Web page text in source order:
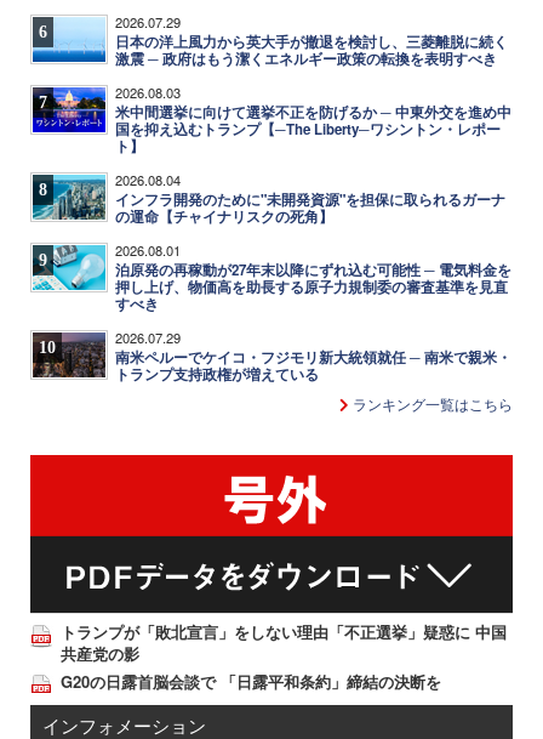
6 2026.07.29
日本の洋上風力から英大手が撤退を検討し、三菱離脱に続く
激震 ─ 政府はもう潔くエネルギー政策の転換を表明すべき
7 2026.08.03
米中間選挙に向けて選挙不正を防げるか ─ 中東外交を進め中
国を抑え込むトランプ【─The Liberty─ワシントン・レポー
ト】
8 2026.08.04
インフラ開発のために"未開発資源"を担保に取られるガーナ
の運命【チャイナリスクの死角】
9 2026.08.01
泊原発の再稼動が27年末以降にずれ込む可能性 ─ 電気料金を
押し上げ、物価高を助長する原子力規制委の審査基準を見直
すべき
10 2026.07.29
南米ペルーでケイコ・フジモリ新大統領就任 ─ 南米で親米・
トランプ支持政権が増えている
ランキング一覧はこちら
トランプが「敗北宣言」をしない理由「不正選挙」疑惑に 中国
共産党の影
G20の日露首脳会談で 「日露平和条約」締結の決断を
インフォメーション